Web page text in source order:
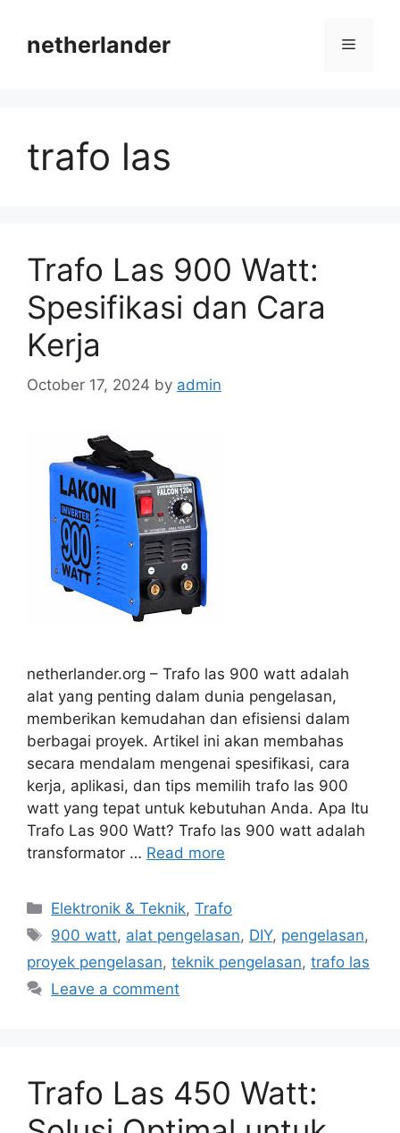
contentnetherlander Menu
trafo las
Trafo Las 900 Watt:
Spesifikasi dan Cara
Kerja
October 17, 2024 by admin
netherlander.org – Trafo las 900 watt adalah
alat yang penting dalam dunia pengelasan,
memberikan kemudahan dan efisiensi dalam
berbagai proyek. Artikel ini akan membahas
secara mendalam mengenai spesifikasi, cara
kerja, aplikasi, dan tips memilih trafo las 900
watt yang tepat untuk kebutuhan Anda. Apa Itu
Trafo Las 900 Watt? Trafo las 900 watt adalah
transformator … Read more
Categories
Elektronik & Teknik,Trafo
Tags
900 watt, alat pengelasan, DIY, pengelasan,
proyek pengelasan, teknik pengelasan, trafo las
Leave a comment
Trafo Las 450 Watt: